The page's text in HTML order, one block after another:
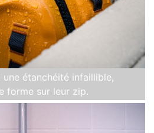
étanchéité infaillible,
forme sur leur zip.